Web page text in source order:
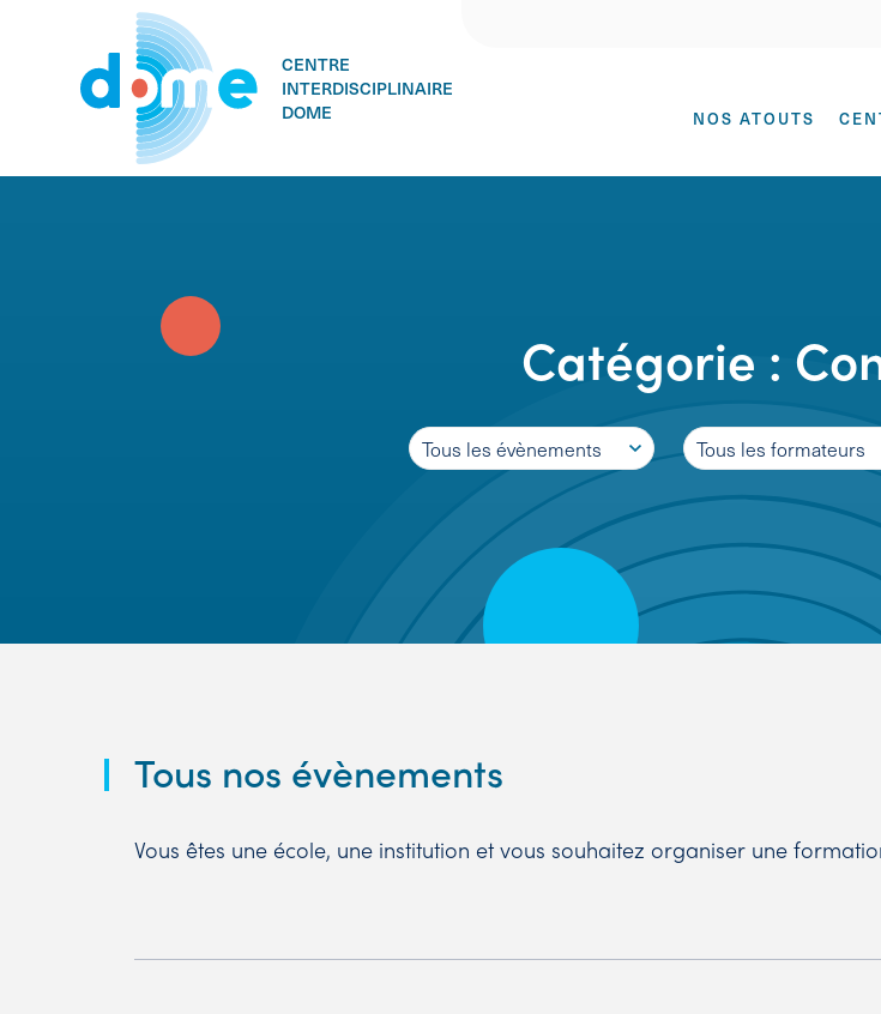
CENTRE
INTERDISCIPLINAIRE
DOME
NOS ATOUTS
Catégorie :
Tous les évènements Tous les formateurs
Tous nos évènements
Vous êtes une école, une institution et vous souhaitez organiser une